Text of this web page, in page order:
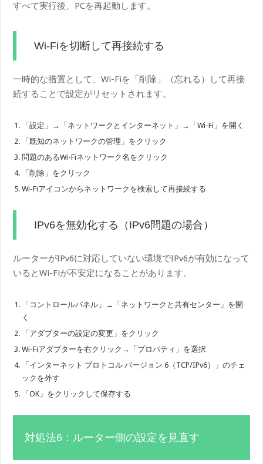
すべて実行後、PCを再起動します。
Wi-Fiを切断して再接続する
一時的な措置として、Wi-Fiを「削除」（忘れる）して再接
続することで設定がリセットされます。
「設定」→「ネットワークとインターネット」→「Wi-Fi」を開く
「既知のネットワークの管理」をクリック
問題のあるWi-Fiネットワーク名をクリック
「削除」をクリック
Wi-Fiアイコンからネットワークを検索して再接続する
IPv6を無効化する（IPv6問題の場合）
ルーターがIPv6に対応していない環境でIPv6が有効になって
いるとWi-Fiが不安定になることがあります。
「コントロールパネル」→「ネットワークと共有センター」を開
く
「アダプターの設定の変更」をクリック
Wi-Fiアダプターを右クリック→「プロパティ」を選択
「インターネット プロトコル バージョン 6（TCP/IPv6）」のチェ
ックを外す
「OK」をクリックして保存する
対処法6：ルーター側の設定を見直す